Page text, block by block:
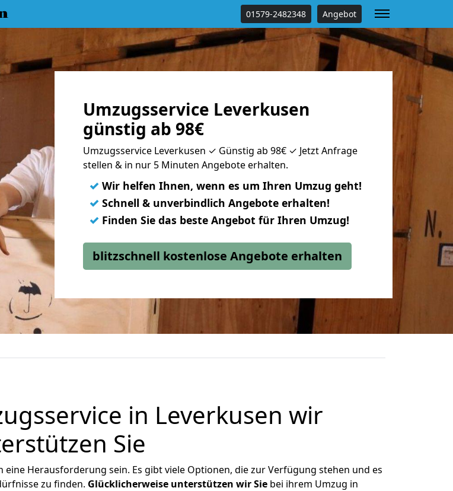
01579-2482348 Angebot
Umzugsservice Leverkusen
günstig ab 98€
Umzugsservice Leverkusen ✓ Günstig ab 98€ ✓ Jetzt Anfrage
stellen & in nur 5 Minuten Angebote erhalten.
✓ Wir helfen Ihnen, wenn es um Ihren Umzug geht!
✓ Schnell & unverbindlich Angebote erhalten!
✓ Finden Sie das beste Angebot für Ihren Umzug!
blitzschnell kostenlose Angebote erhalten
in Leverkusen wir
Sie
eine Herausforderung sein. Es gibt viele Optionen, die zur Verfügung stehen und es
zu finden. Glücklicherweise unterstützen wirSie bei ihrem Umzug in